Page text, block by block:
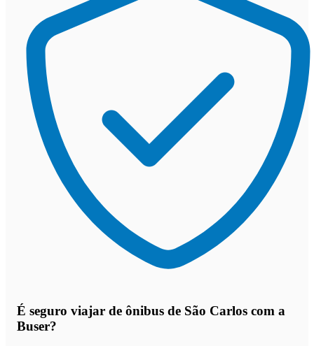
É seguro viajar de ônibus de São Carlos com a
Buser?